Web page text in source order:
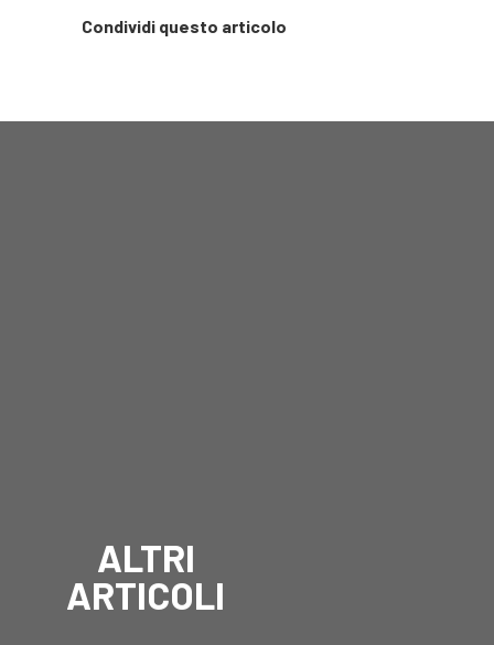
Condividi questo articolo
ALTRI
ARTICOLI